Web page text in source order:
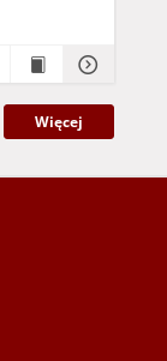
Więcej